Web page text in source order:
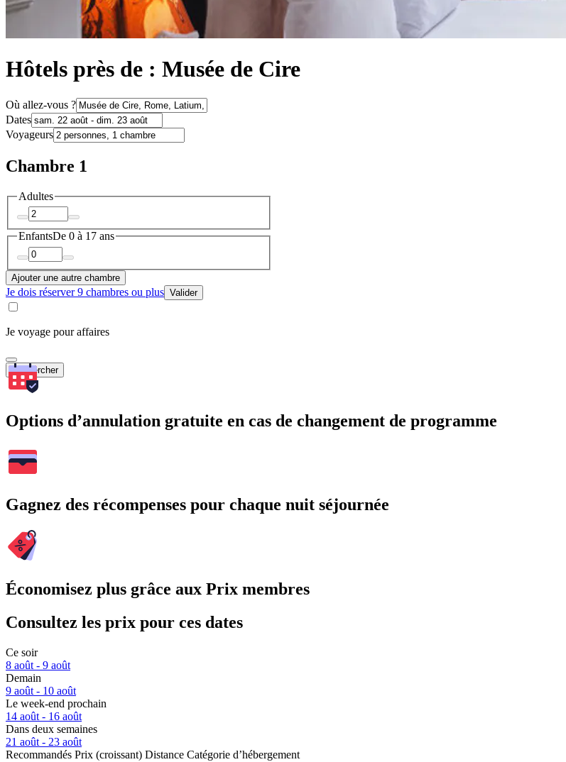
Hôtels près de : Musée de Cire
Où allez-vous ?
Dates
Voyageurs
Chambre 1
Adultes
EnfantsDe 0 à 17 ans
Ajouter une autre chambre
Je dois réserver 9 chambres ou plus Valider
Je voyage pour affaires
Rechercher
Options d’annulation gratuite en cas de changement de programme
Gagnez des récompenses pour chaque nuit séjournée
Économisez plus grâce aux Prix membres
Consultez les prix pour ces dates
Ce soir
8 août - 9 août
Demain
9 août - 10 août
Le week-end prochain
14 août - 16 août
Dans deux semaines
21 août - 23 août
Recommandés Prix (croissant) Distance Catégorie d’hébergement